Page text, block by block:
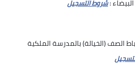
شروط التسجيل
الصف (الخيالة) بالمدرسة الملكية